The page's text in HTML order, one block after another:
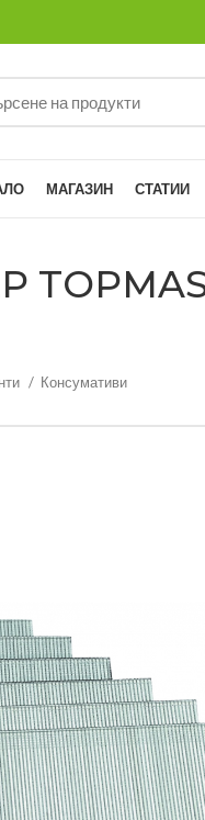
МАГАЗИН СТАТИИ
Консумативи